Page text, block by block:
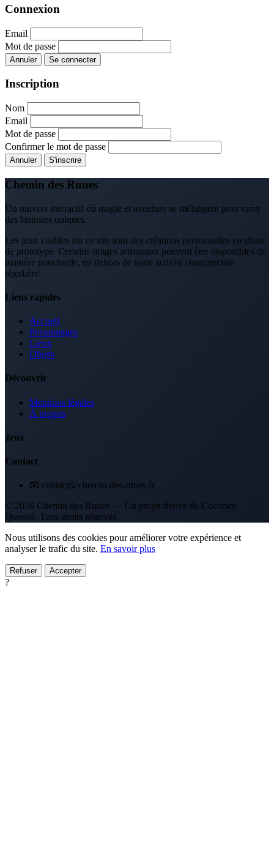
Connexion
Email
Mot de passe
Annuler Se connecter
Inscription
Nom
Email
Mot de passe
Confirmer le mot de passe
Annuler S'inscrire
Chemin des Runes
Un univers interactif où magie et aventure se mélangent pour créer
des histoires uniques.
Les jeux visibles sur ce site sont des créations personnelles en phase
de prototype. Certains tirages artisanaux peuvent être disponibles de
manière ponctuelle, en dehors de toute activité commerciale
régulière.
Liens rapides
Accueil
Personnages
Lieux
Objets
Découvrir
Mentions légales
À propos
Jeux
Contact
📧 contact@chemin-des-runes.fr
© 2026 Chemin des Runes — Un projet dérivé de Cocorico
Quest®. Tous droits réservés.
Nous utilisons des cookies pour améliorer votre expérience et
analyser le trafic du site. En savoir plus
Refuser Accepter
?